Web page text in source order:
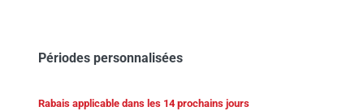
Périodes personnalisées
Rabais applicable dans les 14 prochains jours